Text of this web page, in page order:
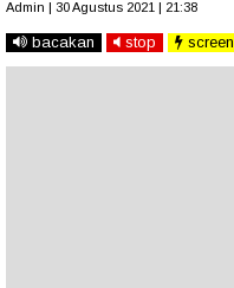
Admin | 30 Agustus 2021 | 21:38
bacakan stop screen